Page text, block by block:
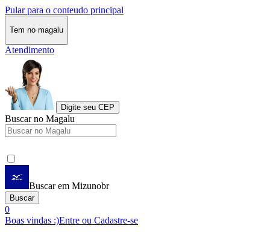
Pular para o conteudo principal
Tem no magalu
Atendimento
Digite seu CEP
Buscar no Magalu
Buscar em Mizunobr
Buscar
0
Boas vindas :)Entre ou Cadastre-se